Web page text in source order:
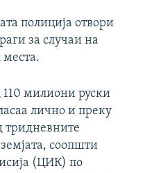
полиција отвори
за случаи на
110 милиони руски
лично и преку
тридневните
соопшти
(ЦИК) по